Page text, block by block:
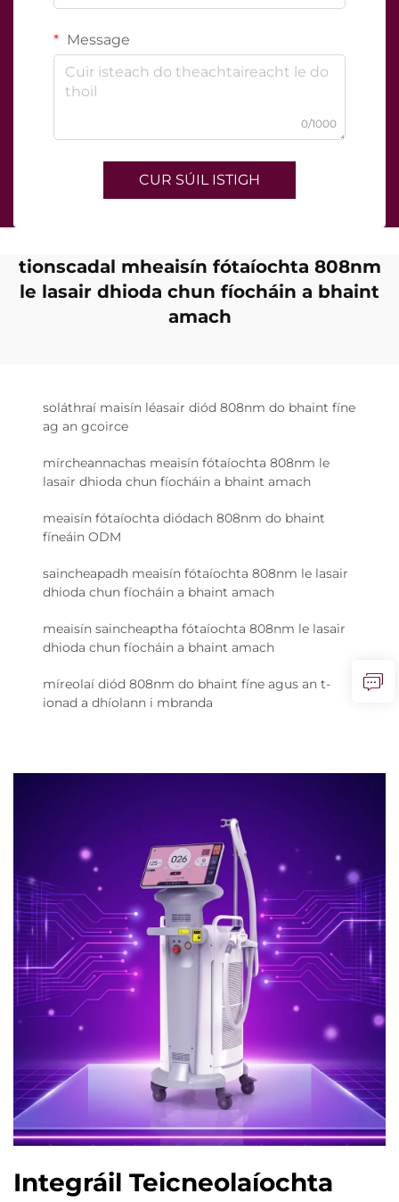
Message
0/1000
CUR SÚIL ISTIGH
tionscadal mheaisín fótaíochta 808nm
le lasair dhioda chun fíocháin a bhaint
amach
soláthraí maisín léasair diód 808nm do bhaint fíne
ag an gcoirce
mírcheannachas meaisín fótaíochta 808nm le
lasair dhioda chun fíocháin a bhaint amach
meaisín fótaíochta diódach 808nm do bhaint
fíneáin ODM
saincheapadh meaisín fótaíochta 808nm le lasair
dhioda chun fíocháin a bhaint amach
meaisín saincheaptha fótaíochta 808nm le lasair
dhioda chun fíocháin a bhaint amach
míreolaí diód 808nm do bhaint fíne agus an t-
ionad a dhíolann i mbranda
Integráil Teicneolaíochta